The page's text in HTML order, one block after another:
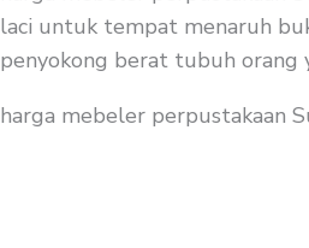
laci untuk tempat menaruh
penyokong berat tubuh orang
harga mebeler perpustakaan